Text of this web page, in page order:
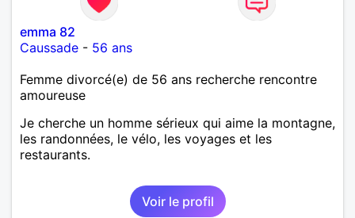
emma 82
Caussade - 56 ans
Femme divorcé(e) de 56 ans recherche rencontre
amoureuse
Je cherche un homme sérieux qui aime la montagne,
les randonnées, le vélo, les voyages et les
restaurants.
Voir le profil